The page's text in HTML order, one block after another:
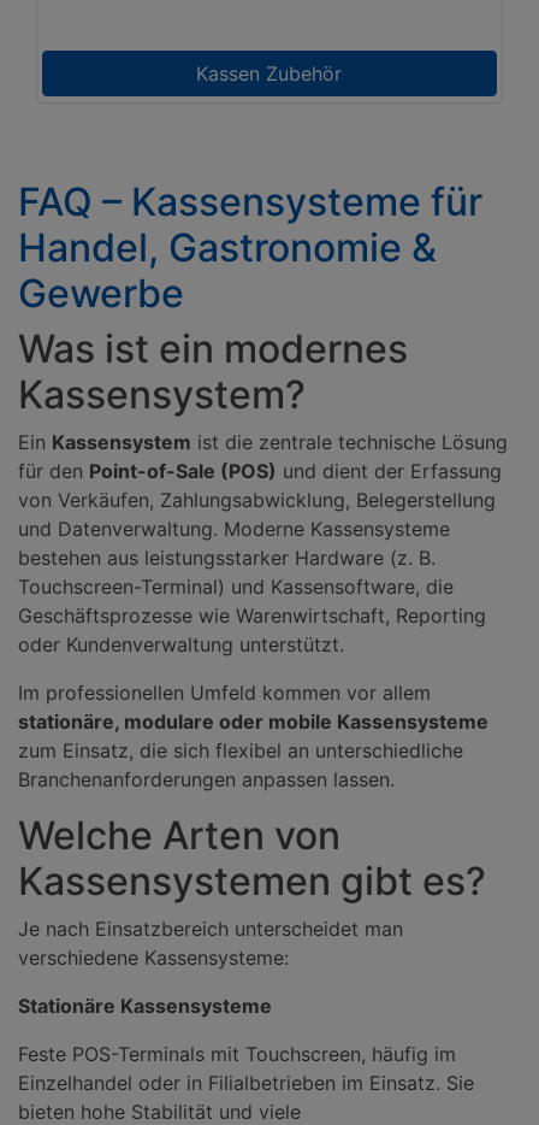
Kassen Zubehör
FAQ – Kassensysteme für
Handel, Gastronomie &
Gewerbe
Was ist ein modernes
Kassensystem?
Ein Kassensystem ist die zentrale technische Lösung
für den Point-of-Sale (POS) und dient der Erfassung
von Verkäufen, Zahlungsabwicklung, Belegerstellung
und Datenverwaltung. Moderne Kassensysteme
bestehen aus leistungsstarker Hardware (z. B.
Touchscreen-Terminal) und Kassensoftware, die
Geschäftsprozesse wie Warenwirtschaft, Reporting
oder Kundenverwaltung unterstützt.
Im professionellen Umfeld kommen vor allem
stationäre, modulare oder mobile Kassensysteme
zum Einsatz, die sich flexibel an unterschiedliche
Branchenanforderungen anpassen lassen.
Welche Arten von
Kassensystemen gibt es?
Je nach Einsatzbereich unterscheidet man
verschiedene Kassensysteme:
Stationäre Kassensysteme
Feste POS-Terminals mit Touchscreen, häufig im
Einzelhandel oder in Filialbetrieben im Einsatz. Sie
bieten hohe Stabilität und viele